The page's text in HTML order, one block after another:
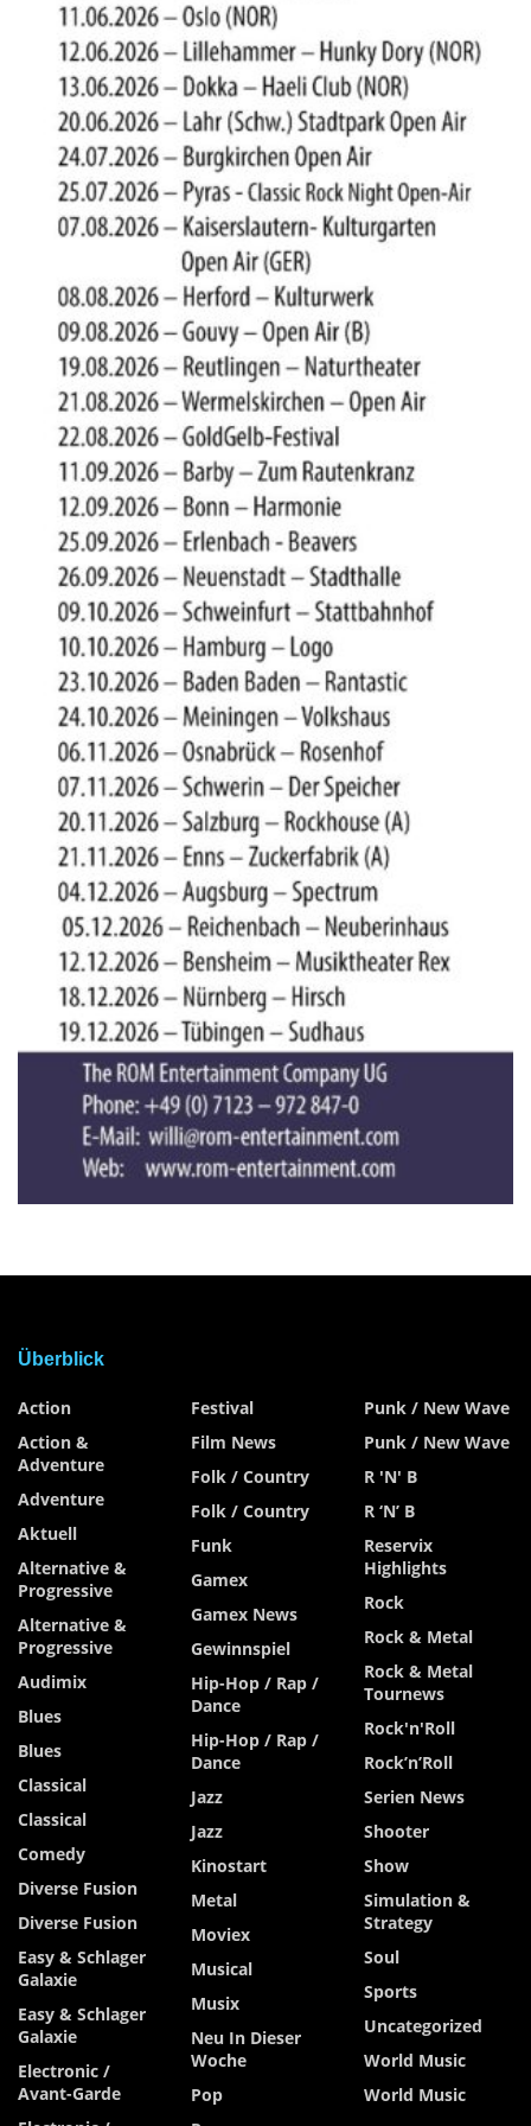
Überblick
Action
Action &
Adventure
Adventure
Aktuell
Alternative &
Progressive
Alternative &
Progressive
Audimix
Blues
Blues
Classical
Classical
Comedy
Diverse Fusion
Diverse Fusion
Easy & Schlager
Galaxie
Easy & Schlager
Galaxie
Electronic /
Avant-Garde
Festival
Film News
Folk / Country
Folk / Country
Funk
Gamex
Gamex News
Gewinnspiel
Hip-Hop / Rap /
Dance
Hip-Hop / Rap /
Dance
Jazz
Jazz
Kinostart
Metal
Moviex
Musical
Musix
Neu In Dieser
Woche
Pop
Punk / New Wave
Punk / New Wave
R 'n' B
R ‘n’ B
Reservix
Highlights
Rock
Rock & Metal
Rock & Metal
Tournews
Rock'n'Roll
Rock’n’Roll
Serien News
Shooter
Show
Simulation &
Strategy
Soul
Sports
Uncategorized
World Music
World Music